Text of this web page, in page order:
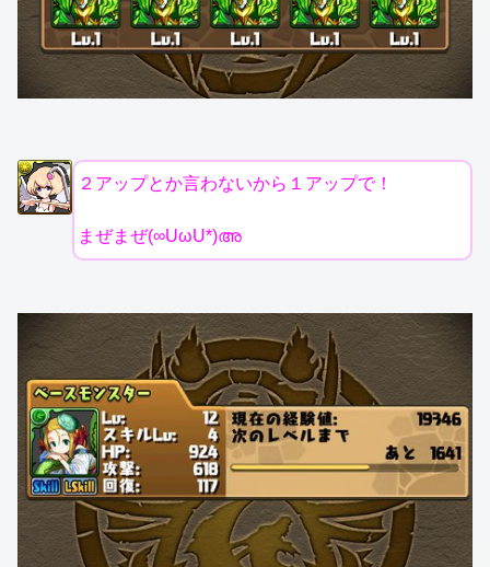
２アップとか言わないから１アップで！
まぜまぜ(∞UωU*)അ